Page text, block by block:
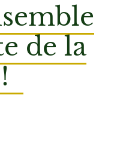
de la